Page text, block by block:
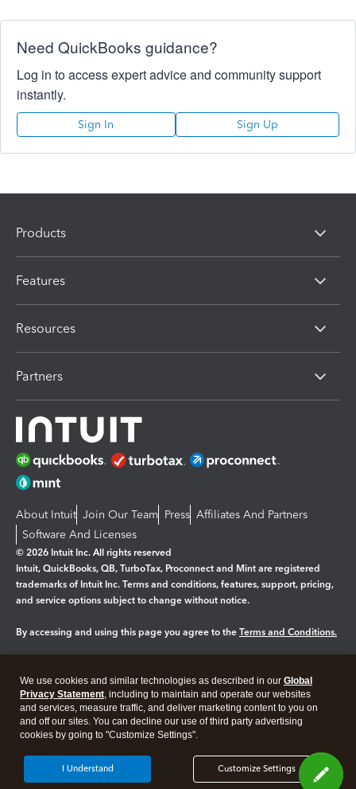
Need QuickBooks guidance?
Log in to access expert advice and community support
instantly.
Sign In Sign Up
Products
Features
Resources
Partners
About Intuit Join Our Team Press Affiliates And Partners
Software And Licenses
© 2026 Intuit Inc. All rights reserved
Intuit, QuickBooks, QB, TurboTax, Proconnect and Mint are registered
trademarks of Intuit Inc. Terms and conditions, features, support, pricing,
and service options subject to change without notice.
By accessing and using this page you agree to the Terms and Conditions.
Legal Privacy Security
We use cookies and similar technologies as described in our Global
Privacy Statement, including to maintain and operate our websites
and services, measure traffic, and deliver marketing content to you on
and off our sites. You can decline our use of third party advertising
cookies by going to "Customize Settings".
Customize Settings
I Understand